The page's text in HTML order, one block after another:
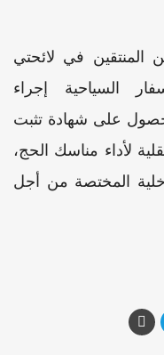
المنتقين في لائحتي
السياحية إجراء
على شهادة تثبت
لأداء مناسك الحج،
المختصة من أجل